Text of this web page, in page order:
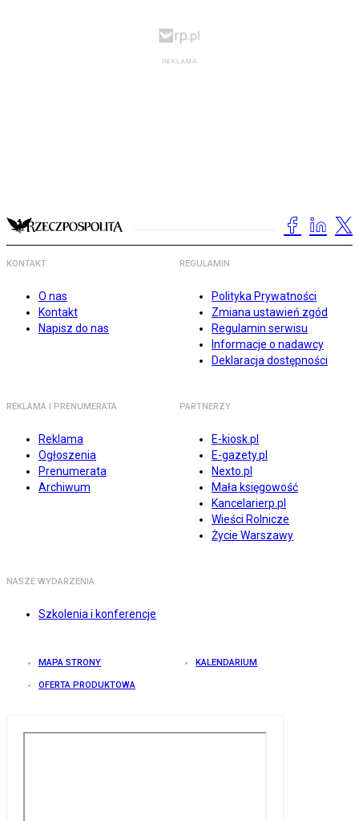
KONTAKT
O nas
Kontakt
Napisz do nas
REGULAMIN
Polityka Prywatności
Zmiana ustawień zgód
Regulamin serwisu
Informacje o nadawcy
Deklaracja dostępności
REKLAMA I PRENUMERATA
Reklama
Ogłoszenia
Prenumerata
Archiwum
PARTNERZY
E-kiosk.pl
E-gazety.pl
Nexto.pl
Mała księgowość
Kancelarierp.pl
Wieści Rolnicze
Życie Warszawy
NASZE WYDARZENIA
Szkolenia i konferencje
MAPA STRONY KALENDARIUM
OFERTA PRODUKTOWA